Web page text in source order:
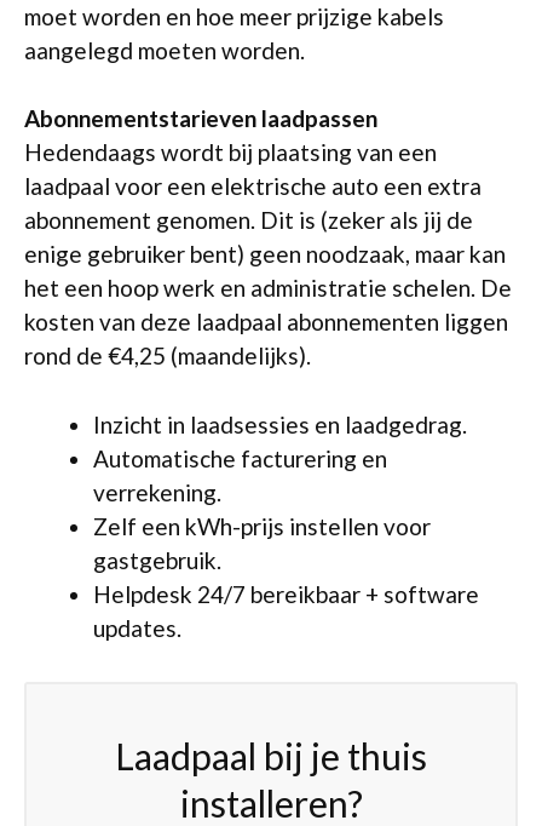
moet worden en hoe meer prijzige kabels
aangelegd moeten worden.
Abonnementstarieven laadpassen
Hedendaags wordt bij plaatsing van een
laadpaal voor een elektrische auto een extra
abonnement genomen. Dit is (zeker als jij de
enige gebruiker bent) geen noodzaak, maar kan
het een hoop werk en administratie schelen. De
kosten van deze laadpaal abonnementen liggen
rond de €4,25 (maandelijks).
Inzicht in laadsessies en laadgedrag.
Automatische facturering en
verrekening.
Zelf een kWh-prijs instellen voor
gastgebruik.
Helpdesk 24/7 bereikbaar + software
updates.
Laadpaal bij je thuis
installeren?